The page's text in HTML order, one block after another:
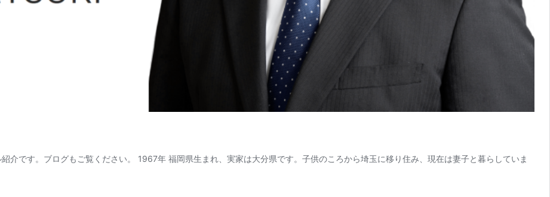
介です。ブログもご覧ください。 1967年 福岡県生まれ、実家は大分県です。子供のころから埼玉に移り住み、現在は妻子と暮らしていま